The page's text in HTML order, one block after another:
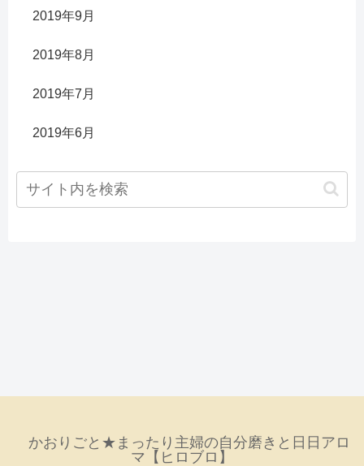
2019年9月
2019年8月
2019年7月
2019年6月
かおりごと★まったり主婦の自分磨きと日日アロ
マ【ヒロブロ】